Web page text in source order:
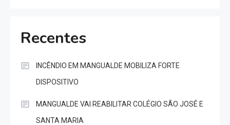
Recentes
INCÊNDIO EM MANGUALDE MOBILIZA FORTE
DISPOSITIVO
MANGUALDE VAI REABILITAR COLÉGIO SÃO JOSÉ E
SANTA MARIA